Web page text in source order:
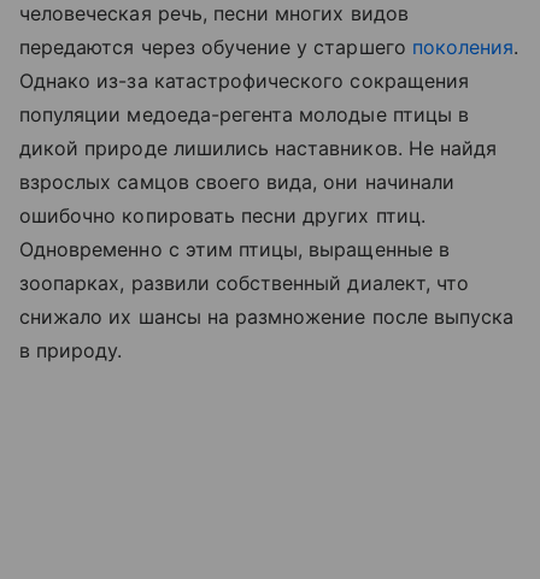
человеческая речь, песни многих видов
передаются через обучение у старшего поколения.
Однако из-за катастрофического сокращения
популяции медоеда-регента молодые птицы в
дикой природе лишились наставников. Не найдя
взрослых самцов своего вида, они начинали
ошибочно копировать песни других птиц.
Одновременно с этим птицы, выращенные в
зоопарках, развили собственный диалект, что
снижало их шансы на размножение после выпуска
в природу.